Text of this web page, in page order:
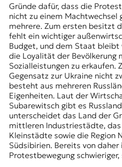
Gründe dafür, dass die
nicht zu einem Machtwechsel
mehrere. Zum ersten besitzt
fehlt ein wichtiger
Budget, und dem Staat bleibt
die Loyalität der Bevölkerung
Sozialleistungen zu erkaufen.
Gegensatz zur Ukraine nicht
besteht aus mehreren
Eigenheiten. Laut der
Subarewitsch gibt es
unterscheidet das Land der
mittleren Industriestädte, das
Kleinstädte sowie die Region
Südsibirien. Bereits von
Protestbewegung